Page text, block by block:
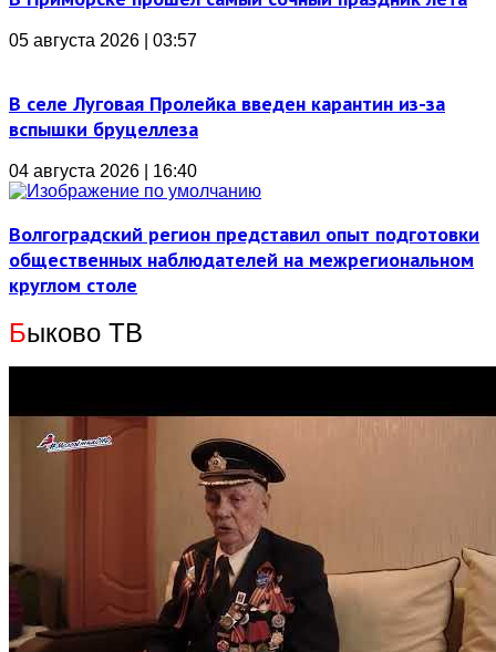
05 августа 2026 | 03:57
В селе Луговая Пролейка введен карантин из-за
вспышки бруцеллеза
04 августа 2026 | 16:40
Волгоградский регион представил опыт подготовки
общественных наблюдателей на межрегиональном
круглом столе
Быково ТВ